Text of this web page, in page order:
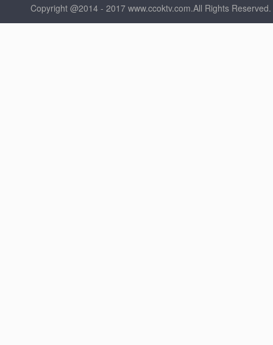
Copyright @2014 - 2017 www.ccoktv.com.All Rights